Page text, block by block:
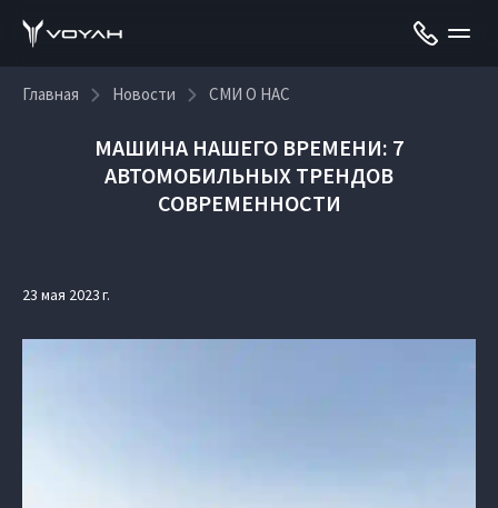
Главная Новости СМИ О НАС
МАШИНА НАШЕГО ВРЕМЕНИ: 7
АВТОМОБИЛЬНЫХ ТРЕНДОВ
СОВРЕМЕННОСТИ
23 мая 2023 г.